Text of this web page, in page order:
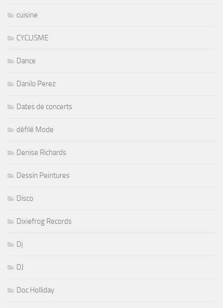
cuisine
CYCLISME
Dance
Danilo Perez
Dates de concerts
défilé Mode
Denise Richards
Dessin Peintures
Disco
Dixiefrog Records
Dj
DJ
Doc Holliday